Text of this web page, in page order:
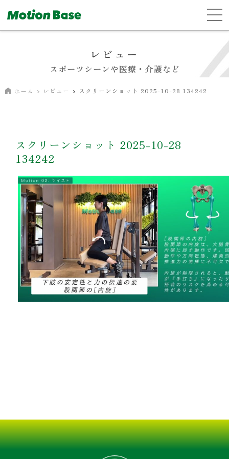
レビュー
スポーツシーンや医療・介護など
ホーム レビュー スクリーンショット 2025-10-28 134242
スクリーンショット 2025-10-28
134242